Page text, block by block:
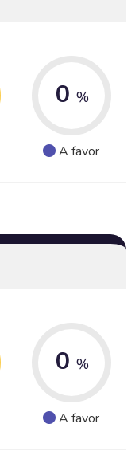
0 %
A favor
0 %
A favor